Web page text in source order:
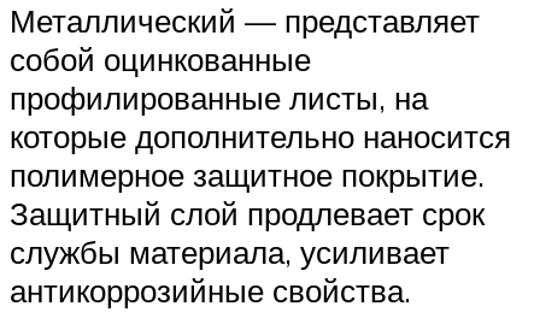
Металлический — представляет
собой оцинкованные
профилированные листы, на
которые дополнительно наносится
полимерное защитное покрытие.
Защитный слой продлевает срок
службы материала, усиливает
антикоррозийные свойства.